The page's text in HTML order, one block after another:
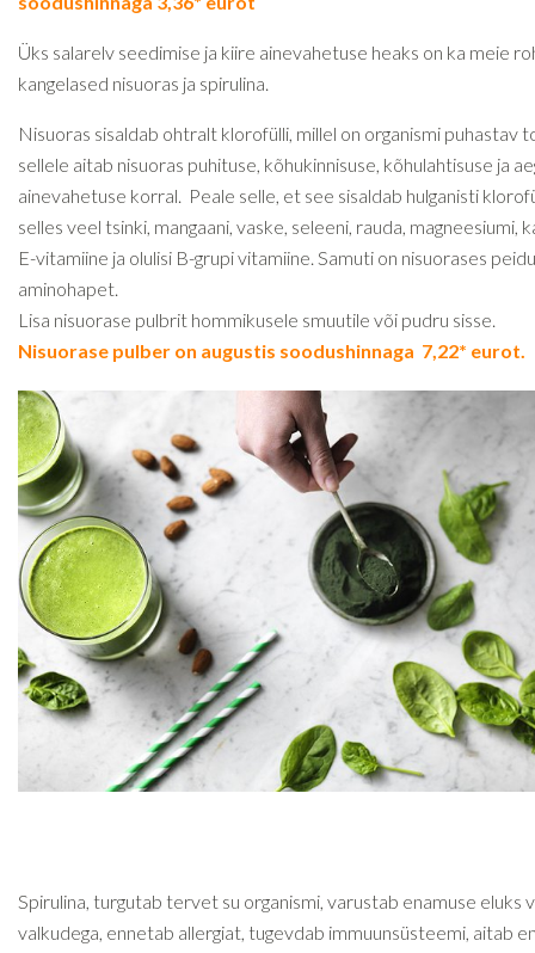
Üks salarelv seedimise ja kiire ainevahetuse heaks on ka meie
kangelased nisuoras ja spirulina.
Nisuoras sisaldab ohtralt klorofülli, millel on organismi puhastav
sellele aitab nisuoras puhituse, kõhukinnisuse, kõhulahtisuse ja
ainevahetuse korral. Peale selle, et see sisaldab hulganisti
selles veel tsinki, mangaani, vaske, seleeni, rauda, magneesiumi,
E-vitamiine ja olulisi B-grupi vitamiine. Samuti on nisuorases
aminohapet.
Lisa nisuorase pulbrit hommikusele smuutile või pudru sisse.
Nisuorase pulber on augustis soodushinnaga 7,22* eurot.
Spirulina, turgutab tervet su organismi, varustab enamuse eluks
valkudega, ennetab allergiat, tugevdab immuunsüsteemi, aitab